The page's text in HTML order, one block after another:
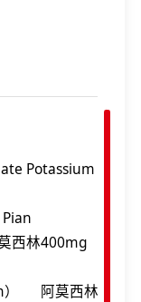
Potassium
西林400mg
） 阿莫西林